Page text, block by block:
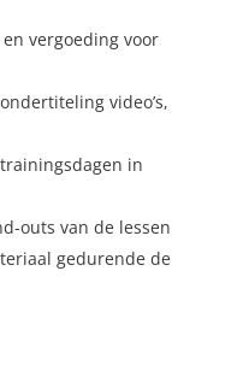
vergoeding voor
video’s,
in
outs van de lessen
gedurende de